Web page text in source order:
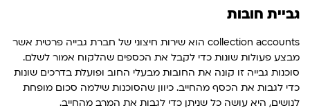
גביית חובות
collection accounts הוא שירות חיצוני של חברת גבייה פרטית אשר
מבצע פעולות שונות כדי לקבל את הכספים שהלקוח אמור לשלם.
סוכנות גבייה זו קונה את החובות מבעלי החוב ופועלת בדרכים שונות
כדי לגבות את הכסף מהחייב. כיוון שהסוכנות שילמה סכום מופחת
לנושים, היא עושה כל שניתן כדי לגבות את המרב מהחייב.